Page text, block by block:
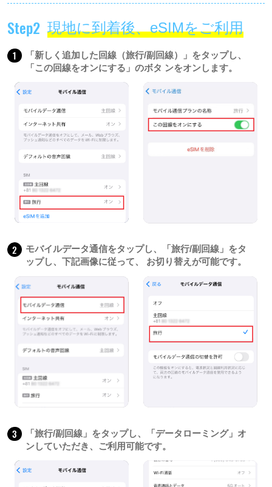
Step2 現地に到着後、eSIMをご利用
1
「新しく追加した回線（旅行/副回線）」をタップし、
「この回線をオンにする」のボタ ンをオンします。
2
モバイルデータ通信をタップし、「旅行/副回線」をタ
ップし、下記画像に従って、 お切り替えが可能です。
3
「旅行/副回線」をタップし、「データローミング」オ
ンしていただき、ご利用可能です。